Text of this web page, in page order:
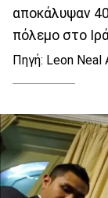
αποκάλυψαν
πόλεμο στο
Πηγή: Leon